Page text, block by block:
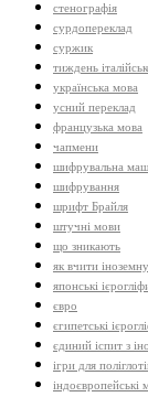
стенографія
сурдопереклад
суржик
тиждень
українська мова
усний переклад
французька мова
чапмени
шифрувальна
шифрування
шрифт Брайля
штучні мови
що зникають
як вчити
японські
євро
єгипетські
єдиний іспит з
ігри для
індоєвропейські